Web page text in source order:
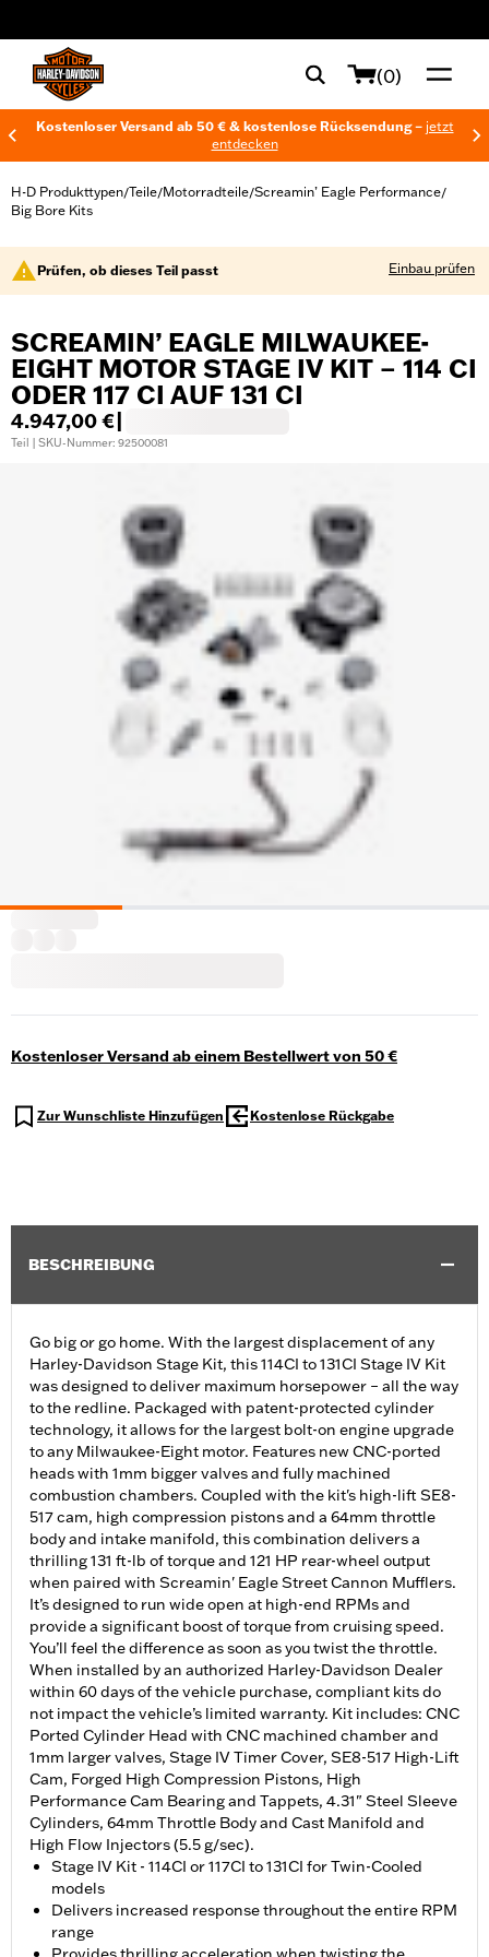
(0)
Kostenloser Versand ab 50 € & kostenlose Rücksendung – jetzt
entdecken
H-D Produkttypen/Teile/Motorradteile/Screamin’ Eagle Performance/
Big Bore Kits
Prüfen, ob dieses Teil passt Einbau prüfen
SCREAMIN’ EAGLE MILWAUKEE-
EIGHT MOTOR STAGE IV KIT – 114 CI
ODER 117 CI AUF 131 CI
4.947,00 €
Teil | SKU-Nummer: 92500081
Kostenloser Versand ab einem Bestellwert von 50 €
Zur Wunschliste Hinzufügen Kostenlose Rückgabe
BESCHREIBUNG
Go big or go home. With the largest displacement of any
Harley-Davidson Stage Kit, this 114CI to 131CI Stage IV Kit
was designed to deliver maximum horsepower – all the way
to the redline. Packaged with patent-protected cylinder
technology, it allows for the largest bolt-on engine upgrade
to any Milwaukee-Eight motor. Features new CNC-ported
heads with 1mm bigger valves and fully machined
combustion chambers. Coupled with the kit's high-lift SE8-
517 cam, high compression pistons and a 64mm throttle
body and intake manifold, this combination delivers a
thrilling 131 ft-lb of torque and 121 HP rear-wheel output
when paired with Screamin' Eagle Street Cannon Mufflers.
It’s designed to run wide open at high-end RPMs and
provide a significant boost of torque from cruising speed.
You’ll feel the difference as soon as you twist the throttle.
When installed by an authorized Harley-Davidson Dealer
within 60 days of the vehicle purchase, compliant kits do
not impact the vehicle’s limited warranty. Kit includes: CNC
Ported Cylinder Head with CNC machined chamber and
1mm larger valves, Stage IV Timer Cover, SE8-517 High-Lift
Cam, Forged High Compression Pistons, High
Performance Cam Bearing and Tappets, 4.31" Steel Sleeve
Cylinders, 64mm Throttle Body and Cast Manifold and
High Flow Injectors (5.5 g/sec).
Stage IV Kit - 114CI or 117CI to 131CI for Twin-Cooled
models
Delivers increased response throughout the entire RPM
range